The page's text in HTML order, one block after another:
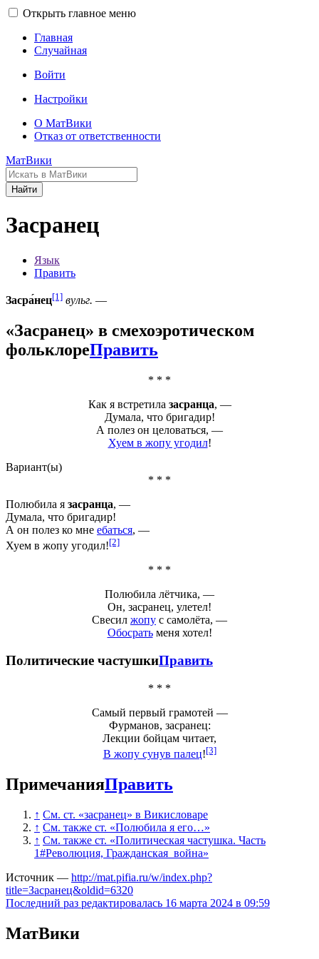
Открыть главное меню
Главная
Случайная
Войти
Настройки
О МатВики
Отказ от ответственности
МатВики
Найти
Засранец
Язык
Править
Засра́нец[1] вульг. —
«Засранец» в смехоэротическом
фольклореПравить
* * *
Как я встретила засранца, —
Думала, что бригадир!
А полез он целоваться, —
Хуем в жопу угодил!
Вариант(ы)
* * *
Полюбила я засранца, —
Думала, что бригадир!
А он полез ко мне ебаться, —
Хуем в жопу угодил![2]
* * *
Полюбила лётчика, —
Он, засранец, улетел!
Свесил жопу с самолёта, —
Обосратьменя хотел!
Политические частушкиПравить
* * *
Самый первый грамотей —
Фурманов, засранец:
Лекции бойцам читает,
В жопу сунув палец![3]
ПримечанияПравить
↑ См. ст. «засранец» в Викисловаре
↑ См. также ст. «Полюбила я его…»
↑ См. также ст. «Политическая частушка. Часть
1#Революция, Гражданская_война»
Источник — http://mat.pifia.ru/w/index.php?
title=Засранец&oldid=6320
Последний раз редактировалась 16 марта 2024 в 09:59
МатВики